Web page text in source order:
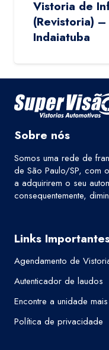
Vistoria de
(Revistoria)
Indaiatuba
Sobre nós
Somos uma rede de
de São Paulo/SP, com
a adquirirem o seu
consequentemente,
Links
Agendamento de
Autenticador de laudos
Encontre a unidade
Política de privacidade